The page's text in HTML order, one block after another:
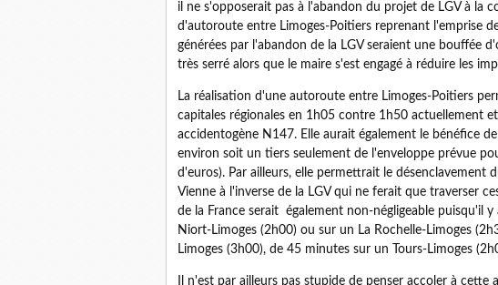
il ne s'opposerait pas à l'abandon du projet de LGV à la
d'autoroute entre Limoges-Poitiers reprenant l'emprise
générées par l'abandon de la LGV seraient une bouffée
très serré alors que le maire s'est engagé à réduire les
La réalisation d'une autoroute entre Limoges-Poitiers
capitales régionales en 1h05 contre 1h50 actuellement
accidentogène N147. Elle aurait également le bénéfice
environ soit un tiers seulement de l'enveloppe prévue
d'euros). Par ailleurs, elle permettrait le désenclavement
Vienne à l'inverse de la LGV qui ne ferait que traverser
de la France serait également non-négligeable puisqu'il
Niort-Limoges (2h00) ou sur un La Rochelle-Limoges
Limoges (3h00), de 45 minutes sur un Tours-Limoges
Il n'est par ailleurs pas stupide de penser accoler à